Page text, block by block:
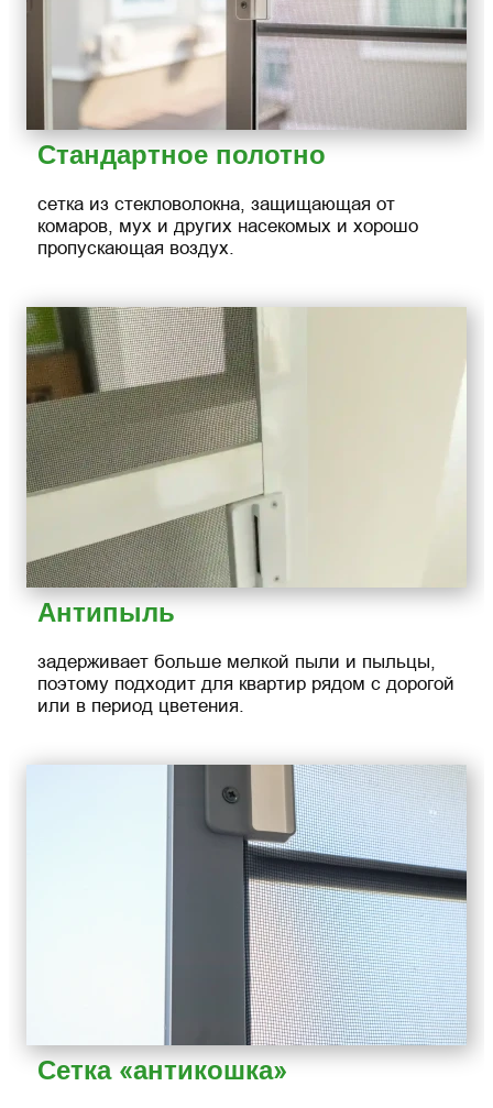
Стандартное полотно
сетка из стекловолокна, защищающая от
комаров, мух и других насекомых и хорошо
пропускающая воздух.
Антипыль
задерживает больше мелкой пыли и пыльцы,
поэтому подходит для квартир рядом с дорогой
или в период цветения.
Сетка «антикошка»